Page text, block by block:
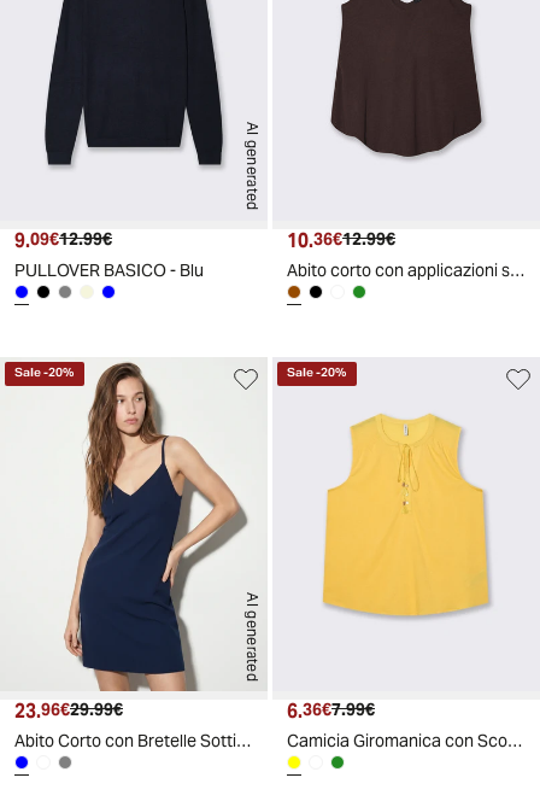
AI generated
Prezzo attuale
9.09€ Prezzo originale
12.99€
PULLOVER BASICO - Blu
Prezzo attuale
10.36€ Prezzo originale
12.99€
Abito corto con applicazioni sulle bretelle - Moro
AI generated
Sale-20%
Prezzo attuale
23.96€ Prezzo originale
29.99€
Abito Corto con Bretelle Sottili - Blu
Sale-20%
Prezzo attuale
6.36€ Prezzo originale
7.99€
Camicia Giromanica con Scollo a V e Laccetto - Giallo limone